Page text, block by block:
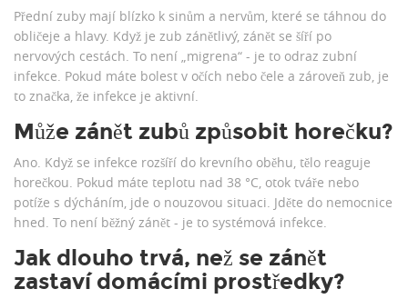
Přední zuby mají blízko k sinům a nervům, které se táhnou do
obličeje a hlavy. Když je zub zánětlivý, zánět se šíří po
nervových cestách. To není „migrena“ - je to odraz zubní
infekce. Pokud máte bolest v očích nebo čele a zároveň zub, je
to značka, že infekce je aktivní.
Může zánět zubů způsobit horečku?
Ano. Když se infekce rozšíří do krevního oběhu, tělo reaguje
horečkou. Pokud máte teplotu nad 38 °C, otok tváře nebo
potíže s dýcháním, jde o nouzovou situaci. Jděte do nemocnice
hned. To není běžný zánět - je to systémová infekce.
Jak dlouho trvá, než se zánět
zastaví domácími prostředky?